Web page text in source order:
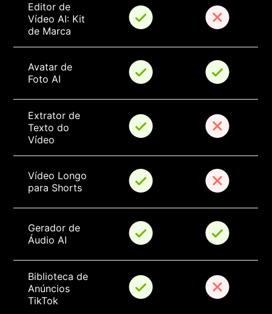
Editor de
Vídeo AI: Kit
de Marca
Avatar de
Foto AI
Extrator de
Texto do
Vídeo
Vídeo Longo
para Shorts
Gerador de
Áudio AI
Biblioteca de
Anúncios
TikTok